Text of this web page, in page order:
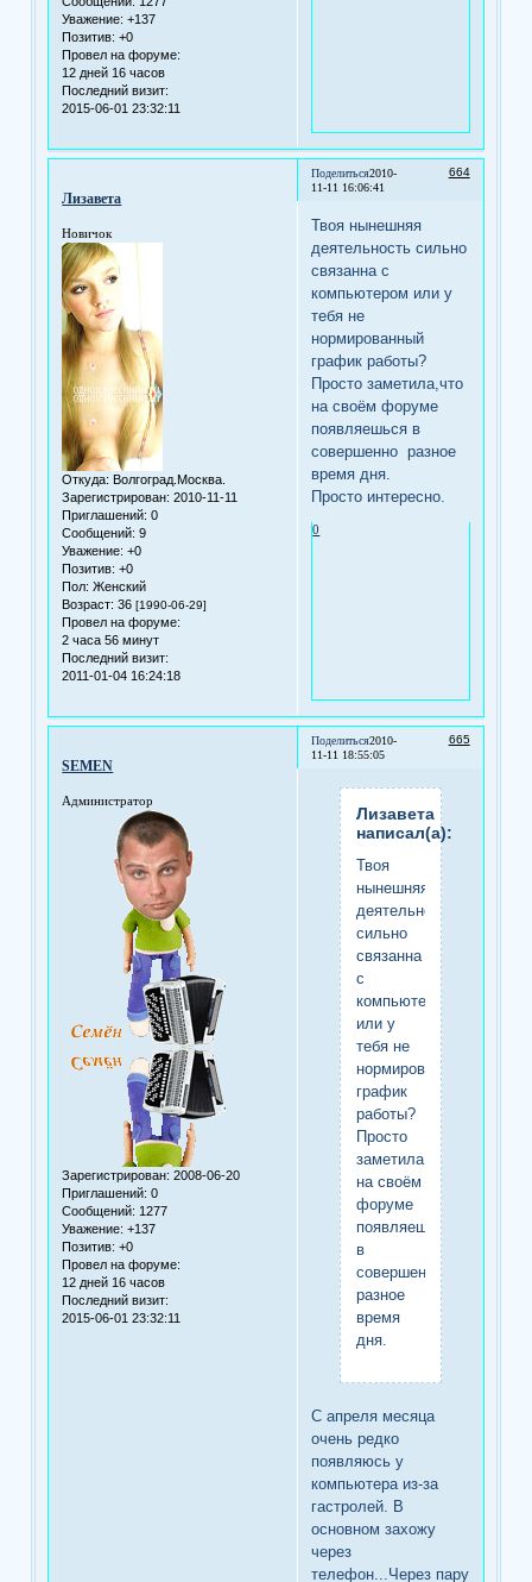
Уважение: +137
Позитив: +0
Провел на форуме:
12 дней 16 часов
Последний визит:
2015-06-01 23:32:11
Поделиться 664
2010-
11-11 16:06:41
Лизавета
Новичок
Откуда: Волгоград.Москва.
Зарегистрирован: 2010-11-11
Приглашений: 0
Сообщений: 9
Уважение: +0
Позитив: +0
Пол: Женский
Возраст: 36[1990-06-29]
Провел на форуме:
2 часа 56 минут
Последний визит:
2011-01-04 16:24:18
Твоя нынешняя
деятельность сильно
связанна с
компьютером или у
тебя не
нормированный
график работы?
Просто заметила,что
на своём форуме
появляешься в
совершенно разное
время дня.
Просто интересно.
0
Поделиться 665
2010-
11-11 18:55:05
SEMEN
Администратор
Зарегистрирован: 2008-06-20
Приглашений: 0
Сообщений: 1277
Уважение: +137
Позитив: +0
Провел на форуме:
12 дней 16 часов
Последний визит:
2015-06-01 23:32:11
Лизавета
написал(а):
Твоя
нынешняя
деятельность
сильно
связанна
с
компьютером
или у
тебя не
нормированный
график
работы?
Просто
заметила,что
на своём
форуме
появляешься
в
совершенно
разное
время
дня.
С апреля месяца
очень редко
появляюсь у
компьютера из-за
гастролей. В
основном захожу
через
телефон...Через пару